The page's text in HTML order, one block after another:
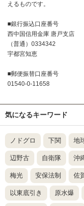
えるものです。
■銀行振込口座番号
西中国信用金庫 唐戸支店
（普通）0334342
宇都宮知恵
■郵便振替口座番号
01540-0-11658
気になるキーワード
ノドグロ 下関 地
辺野古 自衛隊 沖
梅光 安保法制 佐
以東底引き 原水爆